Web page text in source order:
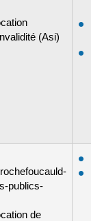
(Asi)
publics-
de